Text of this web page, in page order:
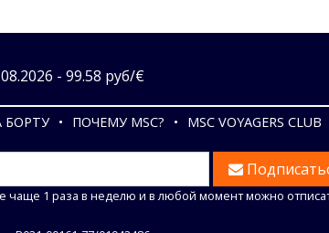
- 99.58 руб/€
БОРТУ ПОЧЕМУ MSC? MSC VOYAGERS CLUB
1 раза в неделю и в любой момент можно